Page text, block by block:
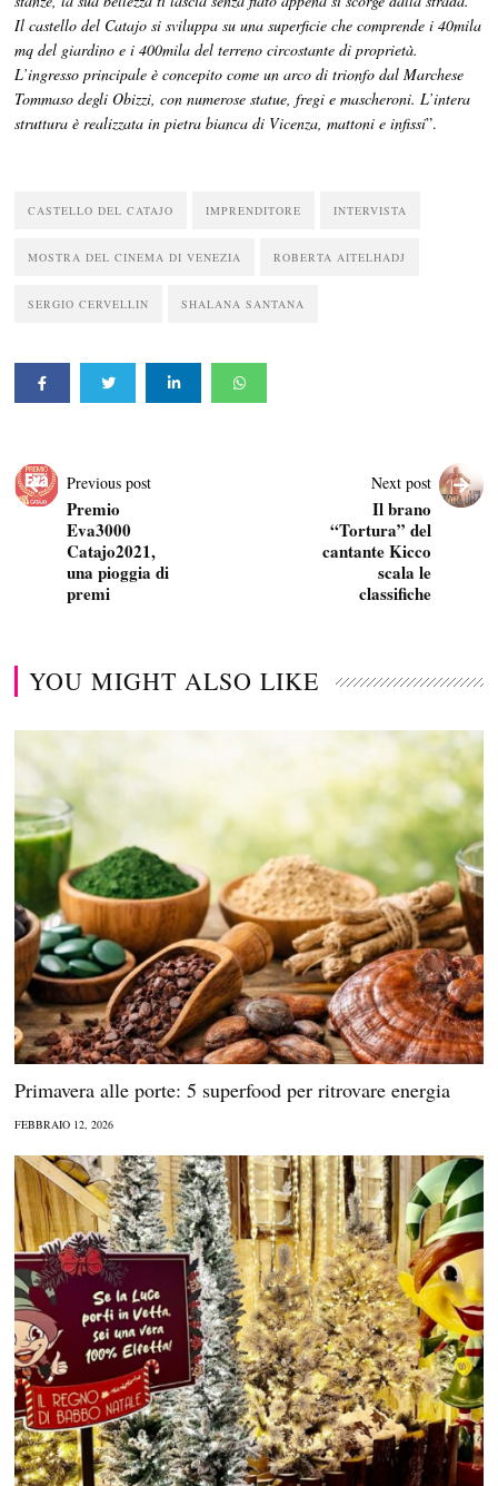
Il castello del Catajo si sviluppa su una superficie che comprende i 40mila
mq del giardino e i 400mila del terreno circostante di proprietà.
L’ingresso principale è concepito come un arco di trionfo dal Marchese
Tommaso degli Obizzi, con numerose statue, fregi e mascheroni. L’intera
struttura è realizzata in pietra bianca di Vicenza, mattoni e infissi”.
CASTELLO DEL CATAJO IMPRENDITORE INTERVISTA
MOSTRA DEL CINEMA DI VENEZIA ROBERTA AITELHADJ
SERGIO CERVELLIN SHALANA SANTANA
Previous post
Premio
Eva3000
Catajo2021,
una pioggia di
premi
Next post
Il brano
“Tortura” del
cantante Kicco
scala le
classifiche
YOU MIGHT ALSO LIKE
Primavera alle porte: 5 superfood per ritrovare energia
FEBBRAIO 12, 2026